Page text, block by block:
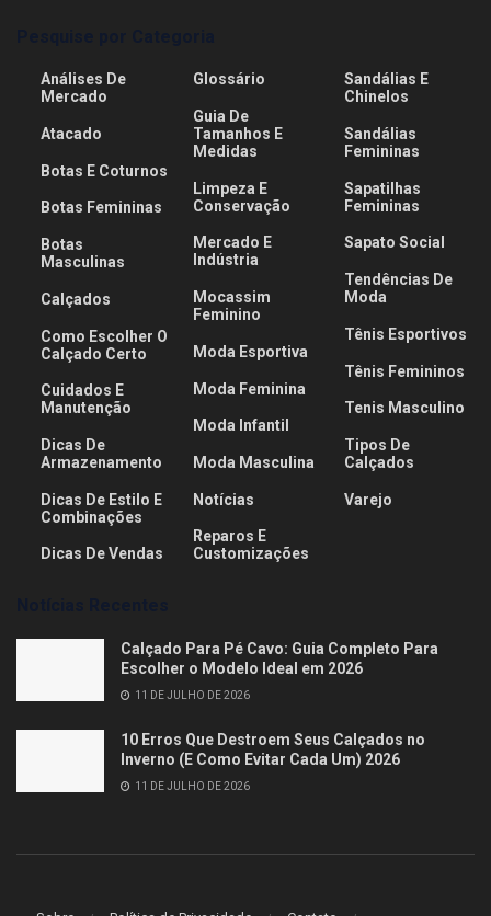
Análises De
Mercado
Atacado
Botas E Coturnos
Botas Femininas
Botas
Masculinas
Calçados
Como Escolher O
Calçado Certo
Cuidados E
Manutenção
Dicas De
Armazenamento
Dicas De Estilo E
Combinações
Dicas De Vendas
Glossário
Guia De
Tamanhos E
Medidas
Limpeza E
Conservação
Mercado E
Indústria
Mocassim
Feminino
Moda Esportiva
Moda Feminina
Moda Infantil
Moda Masculina
Notícias
Reparos E
Customizações
Sandálias E
Chinelos
Sandálias
Femininas
Sapatilhas
Femininas
Sapato Social
Tendências De
Moda
Tênis Esportivos
Tênis Femininos
Tenis Masculino
Tipos De
Calçados
Varejo
Calçado Para Pé Cavo: Guia Completo Para
Escolher o Modelo Ideal em 2026
11 DE JULHO DE 2026
10 Erros Que Destroem Seus Calçados no
Inverno (E Como Evitar Cada Um) 2026
11 DE JULHO DE 2026